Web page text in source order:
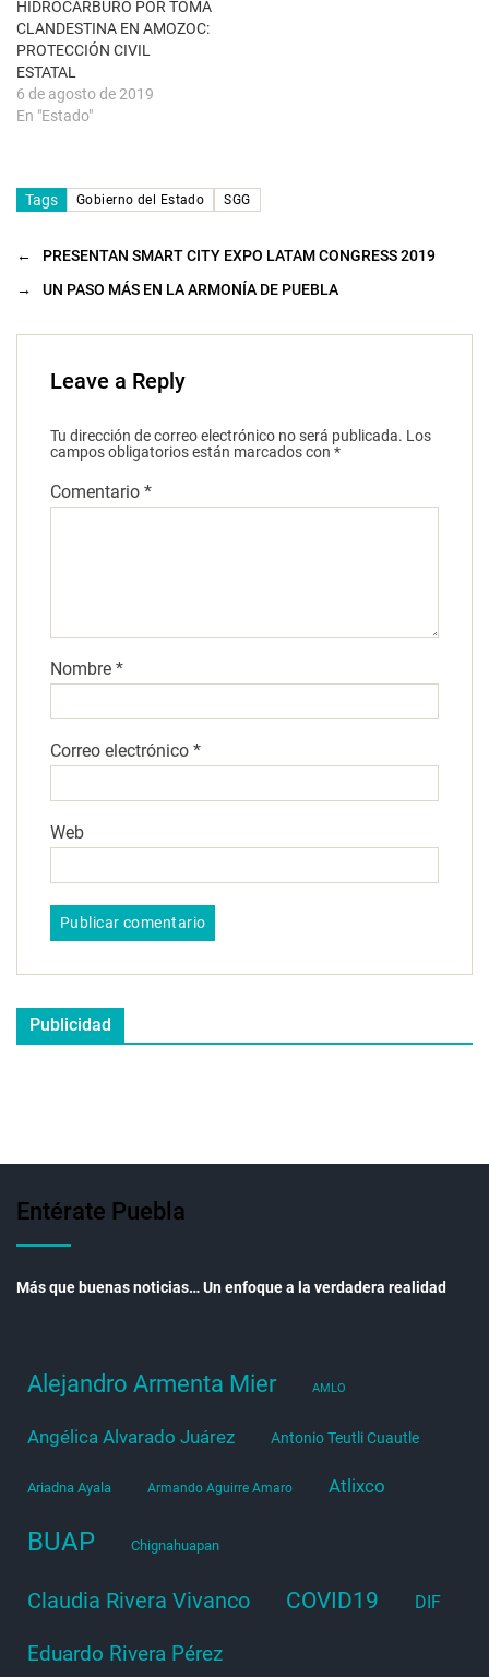
n
u
e
v
HIDROCARBURO POR TOMA
CLANDESTINA EN AMOZOC:
PROTECCIÓN CIVIL
ESTATAL
6 de agosto de 2019
En "Estado"
Tags Gobierno del Estado SGG
←
PRESENTAN SMART CITY EXPO LATAM CONGRESS 2019
→
UN PASO MÁS EN LA ARMONÍA DE PUEBLA
Leave a Reply
Tu dirección de correo electrónico no será publicada. Los
campos obligatorios están marcados con *
Comentario *
Nombre *
Correo electrónico *
Web
Publicidad
Entérate Puebla
Más que buenas noticias… Un enfoque a la verdadera realidad
Alejandro Armenta Mier AMLO
Angélica Alvarado Juárez Antonio Teutli Cuautle
Ariadna Ayala Armando Aguirre Amaro Atlixco
BUAP Chignahuapan
Claudia Rivera Vivanco COVID19 DIF
Eduardo Rivera Pérez